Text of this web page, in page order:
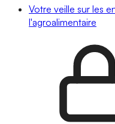
Votre veille sur les
l'agroalimentaire